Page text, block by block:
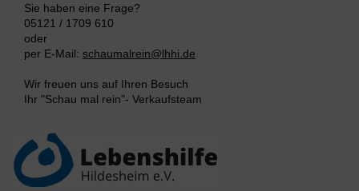
Sie haben eine Frage?
05121 / 1709 610
oder
per E-Mail: schaumalrein@lhhi.de
Wir freuen uns auf Ihren Besuch
Ihr "Schau mal rein"- Verkaufsteam